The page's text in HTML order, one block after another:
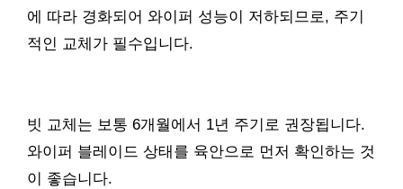
에 따라 경화되어 와이퍼 성능이 저하되므로, 주기
적인 교체가 필수입니다.
빗 교체는 보통 6개월에서 1년 주기로 권장됩니다.
와이퍼 블레이드 상태를 육안으로 먼저 확인하는 것
이 좋습니다.